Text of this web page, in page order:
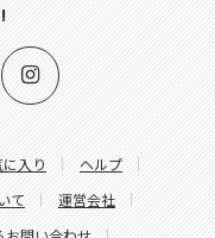
入り
ヘルプ
て
運営会社